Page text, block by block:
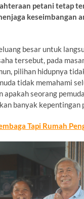
petani tetap
keseimbangan
besar untuk
tersebut, pada
pilihan hidupnya
tidak memahami
seorang
banyak kepentingan
Tapi Rumah